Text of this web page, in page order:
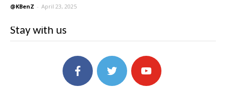
@KBenZ - April 23, 2025
Stay with us